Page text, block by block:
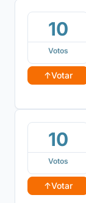
10
Votos
↑Votar
10
Votos
↑Votar